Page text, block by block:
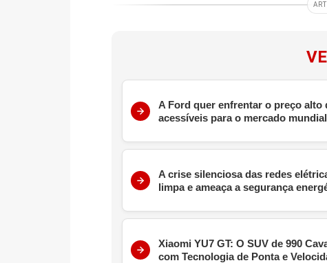
A Ford quer enfrentar o preço
acessíveis para o mercado mundial
A crise silenciosa das redes
limpa e ameaça a segurança
Xiaomi YU7 GT: O SUV de 990
com Tecnologia de Ponta e